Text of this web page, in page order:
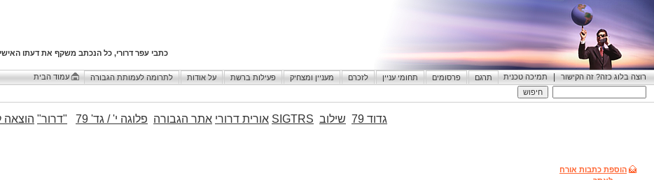
כתבי עפר דרורי, כל הנכתב משקף את דעתו
רוצה בלוג כזה? זה הקישור | תמיכה טכנית תרגם פרסומים תחומי עניין לזכרם מעניין ומצחיק פעילות ברשת על אודות לתרומה לעמותת הגבורה עמוד הבית
הוספת כתבות אורח
גדוד 79 שילוב SIGTRS אורית דרורי אתר הגבורה פלוגה י' / גד' 79 "דרור" הוצאה